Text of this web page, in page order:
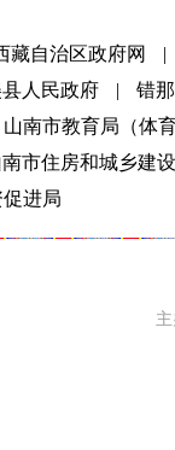
藏自治区政府网 |
人民政府 | 错
山南市教育局（体育
南市住房和城乡建
进局